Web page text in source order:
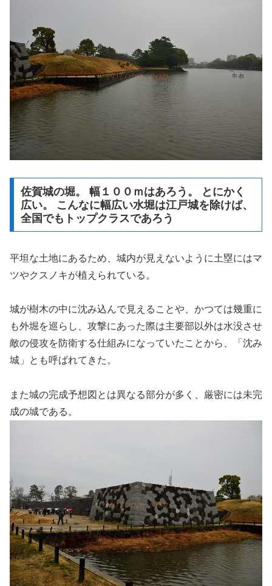
佐賀城の堀。 幅１００ｍはあろう。 とにかく
広い。 こんなに幅広い水堀は江戸城を除けば、
全国でもトップクラスであろう
平坦な土地にあるため、城内が見えないように土塁にはマ
ツやクスノキが植えられている。
城が樹木の中に沈み込んで見えることや、かつては幾重に
も外堀を巡らし、攻撃にあった際は主要部以外は水没させ
敵の侵攻を防衛する仕組みになっていたことから、「沈み
城」とも呼ばれてきた。
また城の完成予想図とは異なる部分が多く、厳密には未完
成の城である。